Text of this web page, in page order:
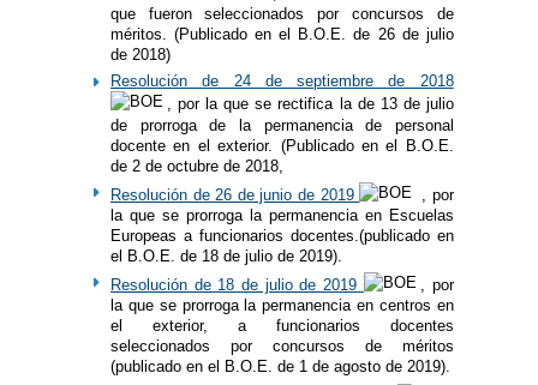
que fueron seleccionados por concursos de
méritos. (Publicado en el B.O.E. de 26 de julio
de 2018)
Resolución de 24 de septiembre de 2018
, por la que se rectifica la de 13 de julio
de prorroga de la permanencia de personal
docente en el exterior. (Publicado en el B.O.E.
de 2 de octubre de 2018,
Resolución de 26 de junio de 2019
, por
la que se prorroga la permanencia en Escuelas
Europeas a funcionarios docentes.(publicado en
el B.O.E. de 18 de julio de 2019).
Resolución de 18 de julio de 2019
, por
la que se prorroga la permanencia en centros en
el exterior, a funcionarios docentes
seleccionados por concursos de méritos
(publicado en el B.O.E. de 1 de agosto de 2019).